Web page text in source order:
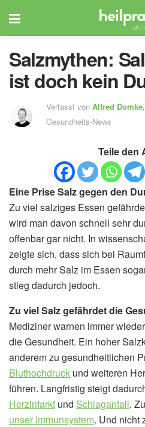
Salzmythen:
ist doch kein
Verfasst vonAlfred Domke,
Gesundheits-News
Teile den
Eine Prise Salz gegen den
Zu viel salziges Essen
wird man davon schnell sehr
offenbar gar nicht. In
zeigte sich, dass sich bei
durch mehr Salz im Essen
stieg dadurch jedoch.
Zu viel Salz gefährdet die
Mediziner warnen immer
die Gesundheit. Ein hoher
anderem zu gesundheitlichen
Bluthochdruck und weiteren
führen. Langfristig steigt
Herzinfarkt und Schlaganfall.
unser Immunsystem. Und nicht